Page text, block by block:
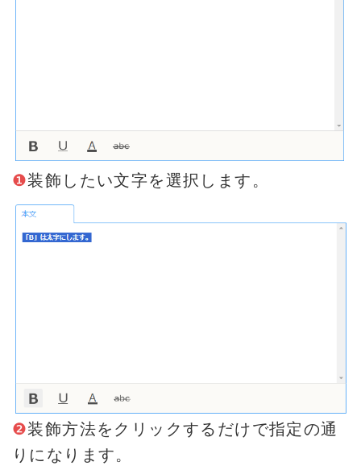
❶装飾したい文字を選択します。
❷装飾方法をクリックするだけで指定の通
りになります。